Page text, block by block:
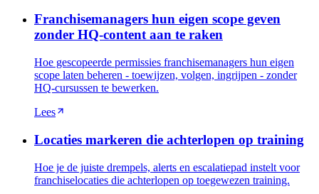
Franchisemanagers hun eigen scope geven
zonder HQ-content aan te raken
Hoe gescopeerde permissies franchisemanagers hun eigen
scope laten beheren - toewijzen, volgen, ingrijpen - zonder
HQ-cursussen te bewerken.
Lees
Locaties markeren die achterlopen op training
Hoe je de juiste drempels, alerts en escalatiepad instelt voor
franchiselocaties die achterlopen op toegewezen training.